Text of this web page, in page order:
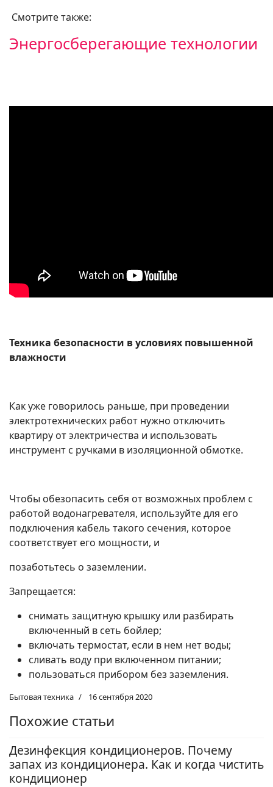
Смотрите также:
Энергосберегающие технологии
Техника безопасности в условиях повышенной
влажности
Как уже говорилось раньше, при проведении
электротехнических работ нужно отключить
квартиру от электричества и использовать
инструмент с ручками в изоляционной обмотке.
Чтобы обезопасить себя от возможных проблем с
работой водонагревателя, используйте для его
подключения кабель такого сечения, которое
соответствует его мощности, и
позаботьтесь о заземлении.
Запрещается:
снимать защитную крышку или разбирать
включенный в сеть бойлер;
включать термостат, если в нем нет воды;
сливать воду при включенном питании;
пользоваться прибором без заземления.
Бытовая техника 16 сентября 2020
Похожие статьи
Дезинфекция кондиционеров. Почему
запах из кондиционера. Как и когда чистить
кондиционер